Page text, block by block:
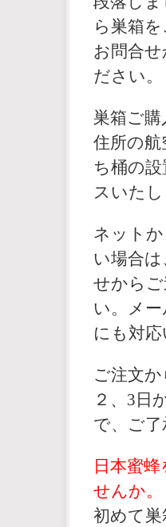
ら巣箱を
お問合せ
ださい。
巣箱ご
住所の
ち桶の
スいたし
ネット
い場合
せからご
い。メ
にも対応
ご注文
２、3日
で、ご了
日本蜜
せんか。
初めて巣